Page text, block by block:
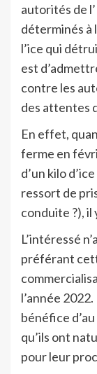
autorités de
déterminés à
l’ice qui
est
contre les
des attentes
En effet,
ferme en
d’un kilo
ressort de
conduite ?), il
L’intéressé
préférant
l’année
bénéfice
qu’ils ont
pour leur